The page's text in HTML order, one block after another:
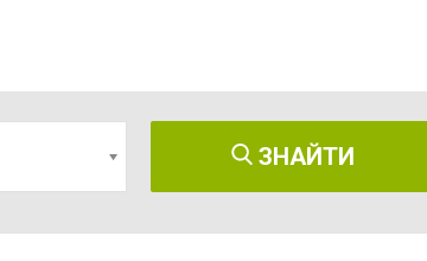
ЗНАЙТИ